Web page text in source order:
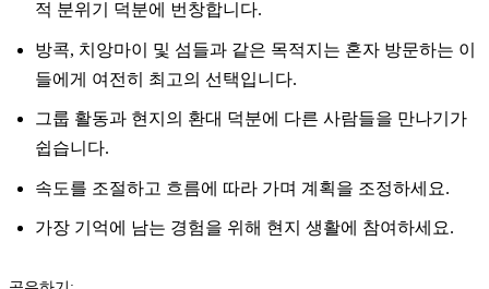
적 분위기 덕분에 번창합니다.
방콕, 치앙마이 및 섬들과 같은 목적지는 혼자 방문하는 이
들에게 여전히 최고의 선택입니다.
그룹 활동과 현지의 환대 덕분에 다른 사람들을 만나기가
쉽습니다.
속도를 조절하고 흐름에 따라 가며 계획을 조정하세요.
가장 기억에 남는 경험을 위해 현지 생활에 참여하세요.